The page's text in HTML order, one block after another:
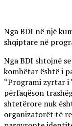
Nga BDI në një
shqiptare në
Nga BDI shtojnë
kombëtar është i
“Programi zyrtar i
përfaqëson
shtetërore nuk
organizatorët të